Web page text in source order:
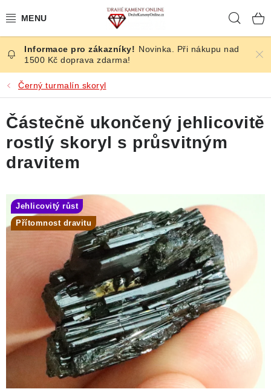
na
ČESKÉ KAMENY
ŠPERKY
KAMENY ZE SVĚTA
BROUŠENÉ
ÚČINKY
NALEZIŠTĚ
NÁŠ PŘÍBĚH
VIDEOGALERIE
Novinka. Při nákupu nad
1500 Kč doprava zdarma!
Černý turmalín skoryl
Částečně ukončený jehlicovitě
rostlý skoryl s průsvitným
dravitem
Jehlicovitý růst
Přítomnost dravitu